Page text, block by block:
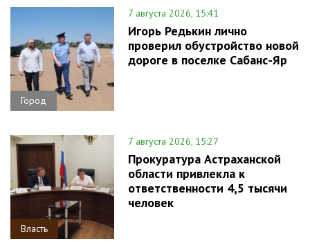
Город
7 августа 2026, 15:41
Игорь Редькин лично
проверил обустройство новой
дороге в поселке Сабанс-Яр
Власть
7 августа 2026, 15:27
Прокуратура Астраханской
области привлекла к
ответственности 4,5 тысячи
человек